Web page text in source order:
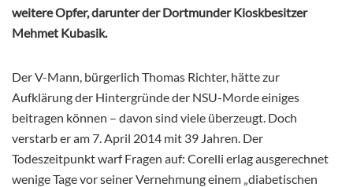
weitere Opfer, darunter der Dortmunder Kioskbesitzer
Mehmet Kubasik.
Der V-Mann, bürgerlich Thomas Richter, hätte zur
Aufklärung der Hintergründe der NSU-Morde einiges
beitragen können – davon sind viele überzeugt. Doch
verstarb er am 7. April 2014 mit 39 Jahren. Der
Todeszeitpunkt warf Fragen auf: Corelli erlag ausgerechnet
wenige Tage vor seiner Vernehmung einem „diabetischen